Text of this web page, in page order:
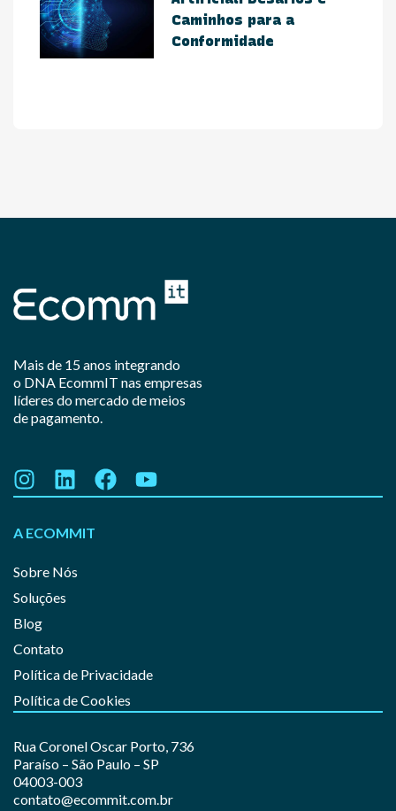
Caminhos para a
Conformidade​
Mais de 15 anos integrando
o DNA EcommIT nas empresas
líderes do mercado de meios
de pagamento.
A ECOMMIT
Sobre Nós
Soluções
Blog
Contato
Política de Privacidade
Política de Cookies
Rua Coronel Oscar Porto, 736
Paraíso – São Paulo – SP
04003-003
contato@ecommit.com.br